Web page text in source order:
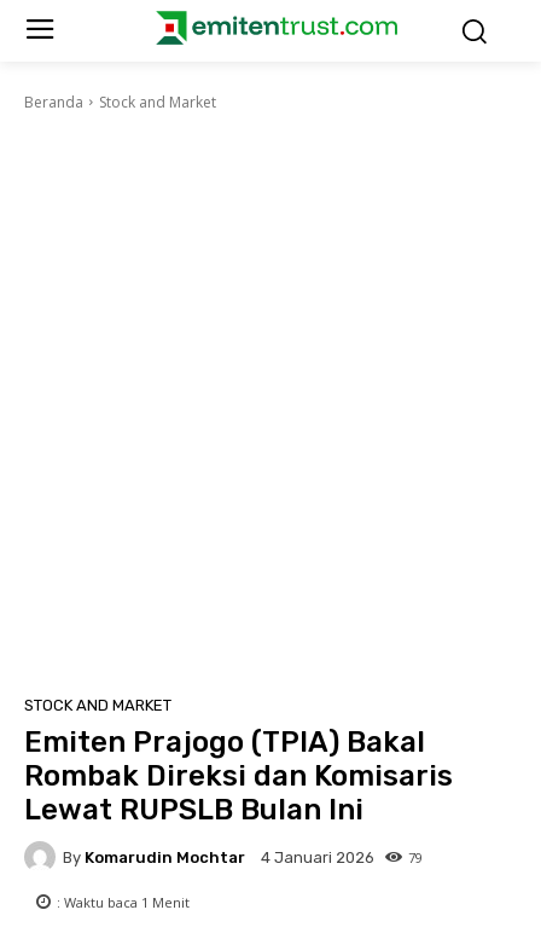
Beranda Stock and Market
STOCK AND MARKET
Emiten Prajogo (TPIA) Bakal
Rombak Direksi dan Komisaris
Lewat RUPSLB Bulan Ini
By Komarudin Mochtar 4 Januari 2026 79
: Waktu baca 1 Menit